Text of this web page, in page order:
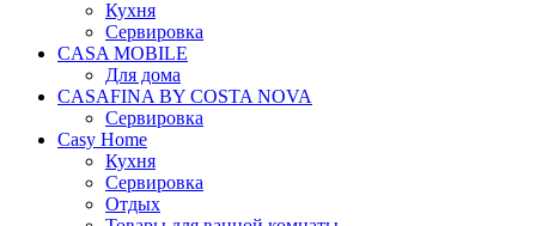
Кухня
Сервировка
CASA MOBILE
Для дома
CASAFINA BY COSTA NOVA
Сервировка
Casy Home
Кухня
Сервировка
Отдых